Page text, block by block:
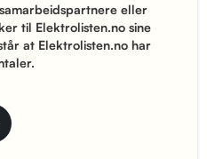
eller
til Elektrolisten.no sine
at Elektrolisten.no har